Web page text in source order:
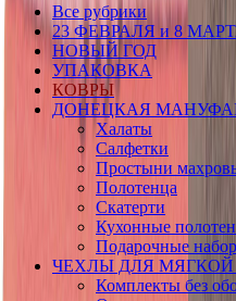
Все рубрики
23 ФЕВРАЛЯ и 8
НОВЫЙ ГОД
УПАКОВКА
КОВРЫ
ДОНЕЦКАЯ
Халаты
Салфетки
Простыни
Полотенца
Скатерти
Кухонные
Подарочные
ЧЕХЛЫ ДЛЯ МЯГКОЙ
Комплекты без